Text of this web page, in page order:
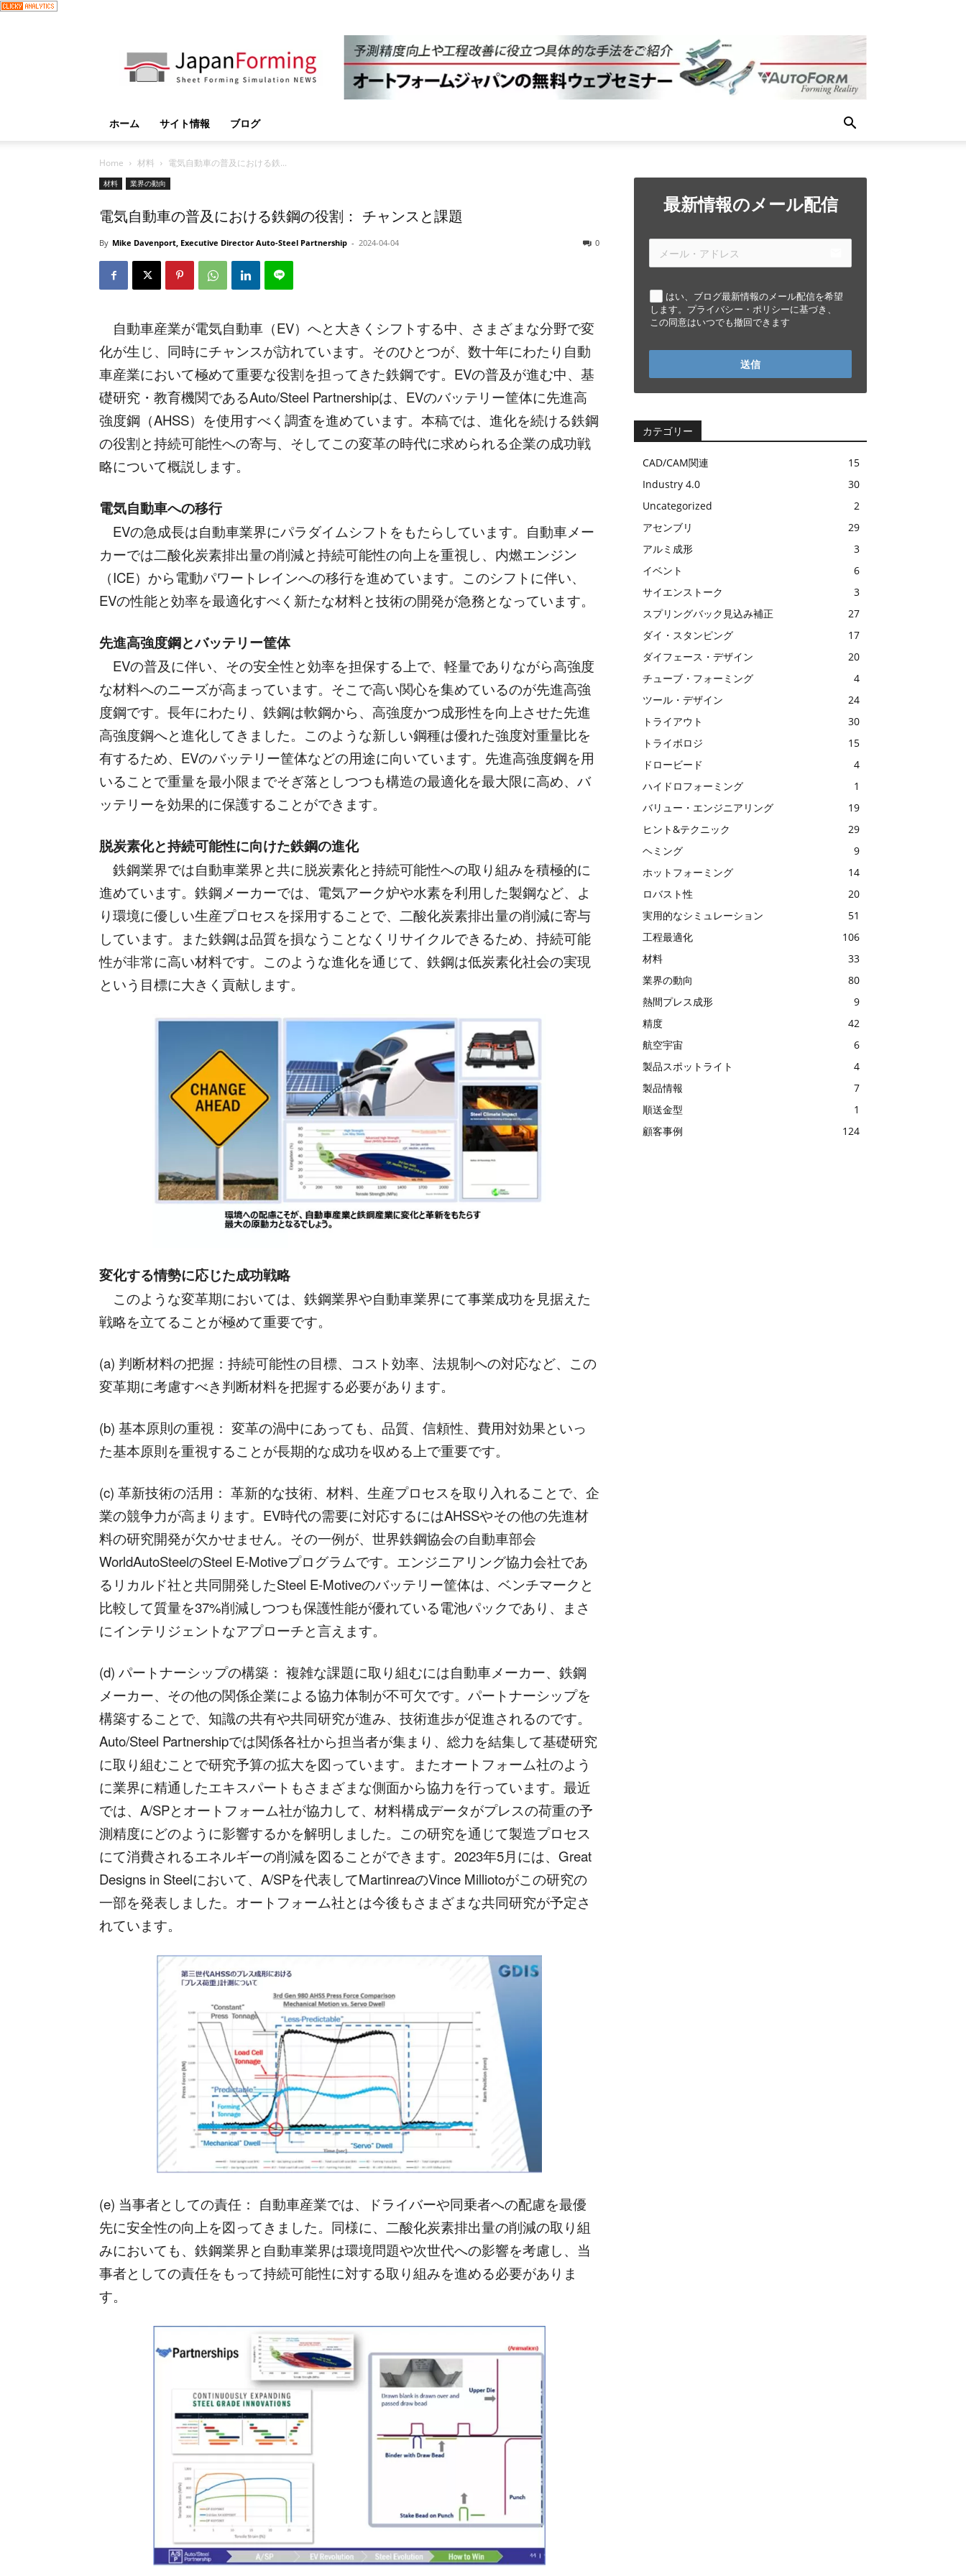
ホーム サイト情報 ブログ
Home 材料 電気自動車の普及における鉄...
材料 業界の動向
電気自動車の普及における鉄鋼の役割： チャンスと課題
By Mike Davenport, Executive Director Auto-Steel Partnership - 2024-04-04 0
自動車産業が電気自動車（EV）へと大きくシフトする中、さまざまな分野で変
化が生じ、同時にチャンスが訪れています。そのひとつが、数十年にわたり自動
車産業において極めて重要な役割を担ってきた鉄鋼です。EVの普及が進む中、基
礎研究・教育機関であるAuto/Steel Partnershipは、EVのバッテリー筐体に先進高
強度鋼（AHSS）を使用すべく調査を進めています。本稿では、進化を続ける鉄鋼
の役割と持続可能性への寄与、そしてこの変革の時代に求められる企業の成功戦
略について概説します。
電気自動車への移行
EVの急成長は自動車業界にパラダイムシフトをもたらしています。自動車メー
カーでは二酸化炭素排出量の削減と持続可能性の向上を重視し、内燃エンジン
（ICE）から電動パワートレインへの移行を進めています。このシフトに伴い、
EVの性能と効率を最適化すべく新たな材料と技術の開発が急務となっています。
先進高強度鋼とバッテリー筐体
EVの普及に伴い、その安全性と効率を担保する上で、軽量でありながら高強度
な材料へのニーズが高まっています。そこで高い関心を集めているのが先進高強
度鋼です。長年にわたり、鉄鋼は軟鋼から、高強度かつ成形性を向上させた先進
高強度鋼へと進化してきました。このような新しい鋼種は優れた強度対重量比を
有するため、EVのバッテリー筐体などの用途に向いています。先進高強度鋼を用
いることで重量を最小限までそぎ落としつつも構造の最適化を最大限に高め、バ
ッテリーを効果的に保護することができます。
脱炭素化と持続可能性に向けた鉄鋼の進化
鉄鋼業界では自動車業界と共に脱炭素化と持続可能性への取り組みを積極的に
進めています。鉄鋼メーカーでは、電気アーク炉や水素を利用した製鋼など、よ
り環境に優しい生産プロセスを採用することで、二酸化炭素排出量の削減に寄与
しています。また鉄鋼は品質を損なうことなくリサイクルできるため、持続可能
性が非常に高い材料です。このような進化を通じて、鉄鋼は低炭素化社会の実現
という目標に大きく貢献します。
変化する情勢に応じた成功戦略
このような変革期においては、鉄鋼業界や自動車業界にて事業成功を見据えた
戦略を立てることが極めて重要です。
(a) 判断材料の把握：持続可能性の目標、コスト効率、法規制への対応など、この
変革期に考慮すべき判断材料を把握する必要があります。
(b) 基本原則の重視： 変革の渦中にあっても、品質、信頼性、費用対効果といっ
た基本原則を重視することが長期的な成功を収める上で重要です。
(c) 革新技術の活用： 革新的な技術、材料、生産プロセスを取り入れることで、企
業の競争力が高まります。EV時代の需要に対応するにはAHSSやその他の先進材
料の研究開発が欠かせません。その一例が、世界鉄鋼協会の自動車部会
WorldAutoSteelのSteel E-Motiveプログラムです。エンジニアリング協力会社であ
るリカルド社と共同開発したSteel E-Motiveのバッテリー筐体は、ベンチマークと
比較して質量を37%削減しつつも保護性能が優れている電池パックであり、まさ
にインテリジェントなアプローチと言えます。
(d) パートナーシップの構築： 複雑な課題に取り組むには自動車メーカー、鉄鋼
メーカー、その他の関係企業による協力体制が不可欠です。パートナーシップを
構築することで、知識の共有や共同研究が進み、技術進歩が促進されるのです。
Auto/Steel Partnershipでは関係各社から担当者が集まり、総力を結集して基礎研究
に取り組むことで研究予算の拡大を図っています。またオートフォーム社のよう
に業界に精通したエキスパートもさまざまな側面から協力を行っています。最近
では、A/SPとオートフォーム社が協力して、材料構成データがプレスの荷重の予
測精度にどのように影響するかを解明しました。この研究を通じて製造プロセス
にて消費されるエネルギーの削減を図ることができます。2023年5月には、Great
Designs in Steelにおいて、A/SPを代表してMartinreaのVince Milliotoがこの研究の
一部を発表しました。オートフォーム社とは今後もさまざまな共同研究が予定さ
れています。
(e) 当事者としての責任： 自動車産業では、ドライバーや同乗者への配慮を最優
先に安全性の向上を図ってきました。同様に、二酸化炭素排出量の削減の取り組
みにおいても、鉄鋼業界と自動車業界は環境問題や次世代への影響を考慮し、当
事者としての責任をもって持続可能性に対する取り組みを進める必要がありま
す。
最新情報のメール配信
はい、ブログ最新情報のメール配信を希望
します。プライバシー・ポリシーに基づき、
この同意はいつでも撤回できます
送信
カテゴリー
CAD/CAM関連
15
Industry 4.0
30
Uncategorized
2
アセンブリ
29
アルミ成形
3
イベント
6
サイエンストーク
3
スプリングバック見込み補正
27
ダイ・スタンピング
17
ダイフェース・デザイン
20
チューブ・フォーミング
4
ツール・デザイン
24
トライアウト
30
トライボロジ
15
ドロービード
4
ハイドロフォーミング
1
バリュー・エンジニアリング
19
ヒント&テクニック
29
ヘミング
9
ホットフォーミング
14
ロバスト性
20
実用的なシミュレーション
51
工程最適化
106
材料
33
業界の動向
80
熱間プレス成形
9
精度
42
航空宇宙
6
製品スポットライト
4
製品情報
7
順送金型
1
顧客事例
124